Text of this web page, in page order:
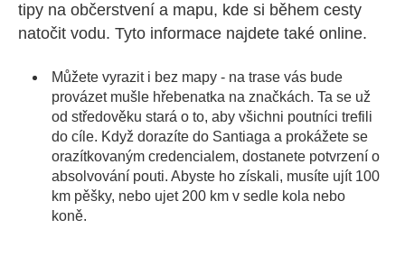
tipy na občerstvení a mapu, kde si během cesty
natočit vodu. Tyto informace najdete také online.
Můžete vyrazit i bez mapy - na trase vás bude
provázet mušle hřebenatka na značkách. Ta se už
od středověku stará o to, aby všichni poutníci trefili
do cíle. Když dorazíte do Santiaga a prokážete se
orazítkovaným credencialem, dostanete potvrzení o
absolvování pouti. Abyste ho získali, musíte ujít 100
km pěšky, nebo ujet 200 km v sedle kola nebo
koně.